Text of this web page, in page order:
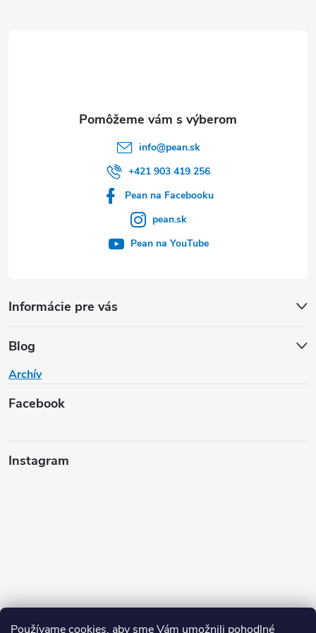
Používame cookies, aby sme Vám umožnili pohodlné
Informácie pre vás
Blog
Archív
Facebook
info@pean.sk
+421 903 419 256
Pean na Facebooku
pean.sk
Pean na YouTube
Instagram